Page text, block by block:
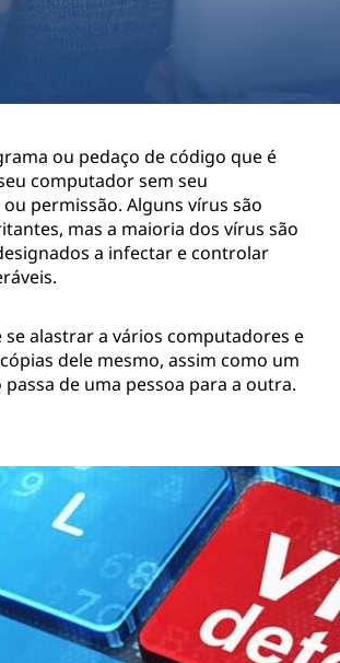
ou pedaço de código que é
computador sem seu
permissão. Alguns vírus são
mas a maioria dos vírus são
a infectar e controlar
se alastrar a vários computadores e
dele mesmo, assim como um
de uma pessoa para a outra.